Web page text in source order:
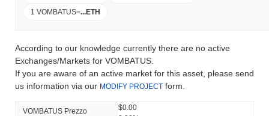
1 VOMBATUS=...ETH
According to our knowledge currently there are no active
Exchanges/Markets for VOMBATUS.
If you are aware of an active market for this asset, please send
us information via our MODIFY PROJECT form.
VOMBATUS Prezzo
$0.00